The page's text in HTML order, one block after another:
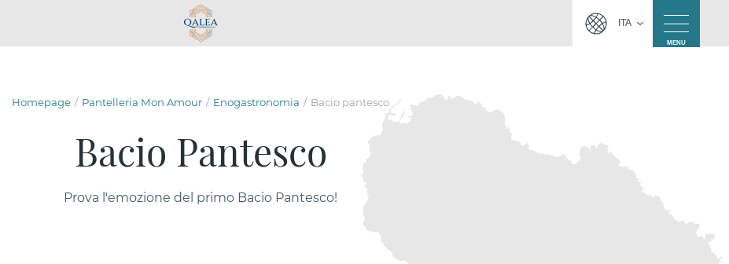
ITA
MENU
Homepage Pantelleria Mon Amour Enogastronomia Bacio pantesco
Bacio Pantesco
Prova l'emozione del primo Bacio Pantesco!